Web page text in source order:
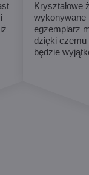
Kryształowe
wykonywane
egzemplarz
dzięki czemu
będzie